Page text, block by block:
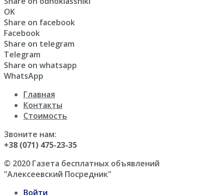
OK
Share on facebook
Facebook
Share on telegram
Telegram
Share on whatsapp
WhatsApp
Главная
Контакты
Стоимость
Звоните нам:
+38 (071) 475-23-35
© 2020 Газета бесплатных объявлений
"Алексеевский Посредник"
Войти